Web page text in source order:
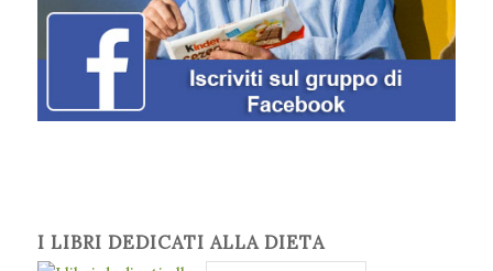
I LIBRI DEDICATI ALLA DIETA